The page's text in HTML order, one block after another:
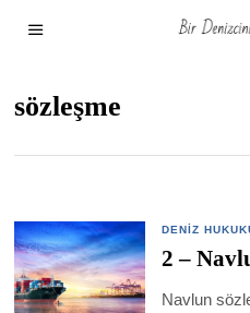
sözleşme
DENIZ
2 –
Navlun